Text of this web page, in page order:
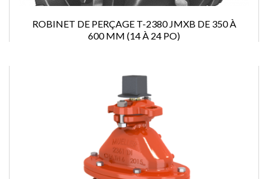
ROBINET DE PERÇAGE T-2380 JMXB DE 350 À
600 MM (14 À 24 PO)